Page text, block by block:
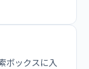
ボックスに入